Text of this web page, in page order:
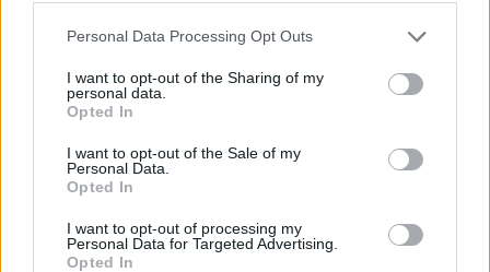
Personal Data Processing Opt Outs
I want to opt-out of the Sharing of my
personal data.
Opted In
I want to opt-out of the Sale of my
Personal Data.
Opted In
I want to opt-out of processing my
Personal Data for Targeted Advertising.
Opted In
Lrytas.lt
Rusijos vadovas Vladimiras Putinas
paskyrė naujo dronų dalinio vadovą ir
pertvarkė kelis kitus vadovaujančius
postus. Ko šiomis reformomis siekia
Kremlius?